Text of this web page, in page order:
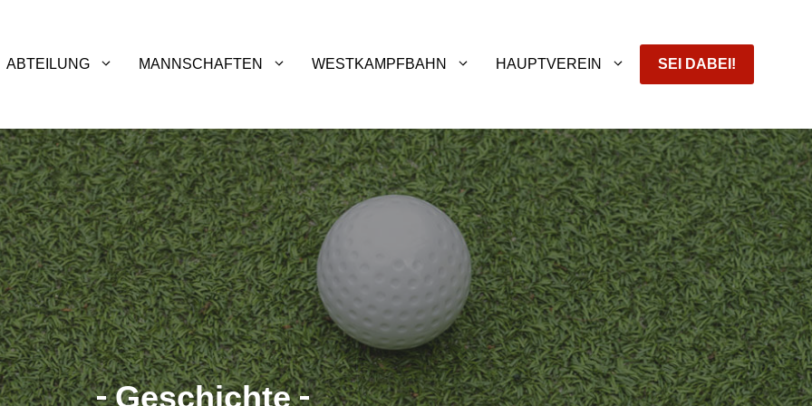
ABTEILUNG MANNSCHAFTEN WESTKAMPFBAHN HAUPTVEREIN SEI DABEI!
Geschichte